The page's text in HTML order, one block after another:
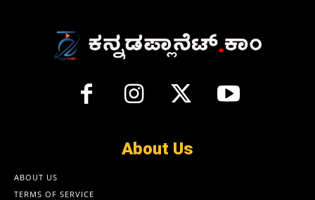
About Us
ABOUT US
TERMS OF SERVICE